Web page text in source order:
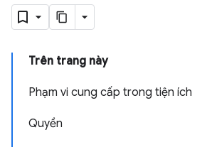
Trên trang này
Phạm vi cung cấp trong tiện ích
Quyền